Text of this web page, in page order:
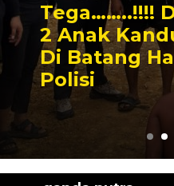
Tega……..!!!!
2 Anak
Di Batang
Polisi